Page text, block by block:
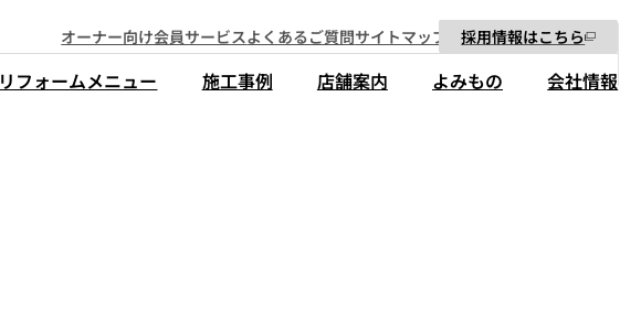
オーナー向け会員サービスよくあるご質問サイトマップ 採用情報はこちら
リフォームメニュー 施工事例 店舗案内 よみもの 会社情報